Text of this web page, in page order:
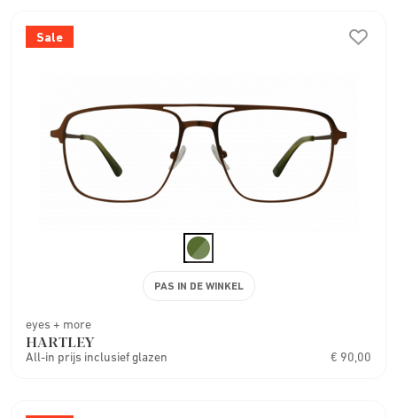
Sale
eyes + more
HARTLEY
All-in prijs inclusief glazen € 90,00
PAS IN DE WINKEL